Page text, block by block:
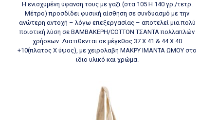
Η ενισχυμένη ύφανση τους με γαζι (στα 105 H 140 γρ./τετρ.
Μέτρο) προσδίδει φυσική αίσθηση σε συνδυασμό με την
ανώτερη αντοχή – λόγω επεξεργασίας – αποτελεί μια πολύ
ποιοτική λύση σε ΒΑΜΒΑΚΕΡΗ/COTTON ΤΣΑΝΤΑ πολλαπλών
χρήσεων. Διατιθενται σε μέγεθος 37 Χ 41 & 44 X 40
+10(πλατος Χ ύψος), με χειρολαβη ΜΑΚΡΥ ΙΜΑΝΤΑ ΩΜΟΥ στο
ιδιο υλικό και χρώμα.